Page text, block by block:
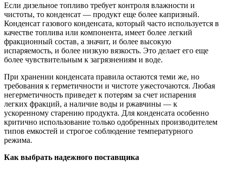
Если дизельное топливо требует контроля влажности и
чистоты, то конденсат — продукт еще более капризный.
Конденсат газового конденсата, который часто используется в
качестве топлива или компонента, имеет более легкий
фракционный состав, а значит, и более высокую
испаряемость, и более низкую вязкость. Это делает его еще
более чувствительным к загрязнениям и воде.
При хранении конденсата правила остаются теми же, но
требования к герметичности и чистоте ужесточаются. Любая
негерметичность приведет к потерям за счет испарения
легких фракций, а наличие воды и ржавчины — к
ускоренному старению продукта. Для конденсата особенно
критично использование только одобренных производителем
типов емкостей и строгое соблюдение температурного
режима.
Как выбрать надежного поставщика